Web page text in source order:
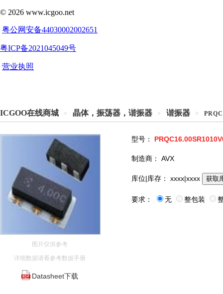
ICGOO在线商城 > 晶体，振荡器，谐振器 > 谐振器 >
图片仅供参考
详细数据请看参考数据手册
Datasheet下载
型号：
制造商： AVX
库位|库存： xxxx|xxxx 获取
要求： 无 整包装